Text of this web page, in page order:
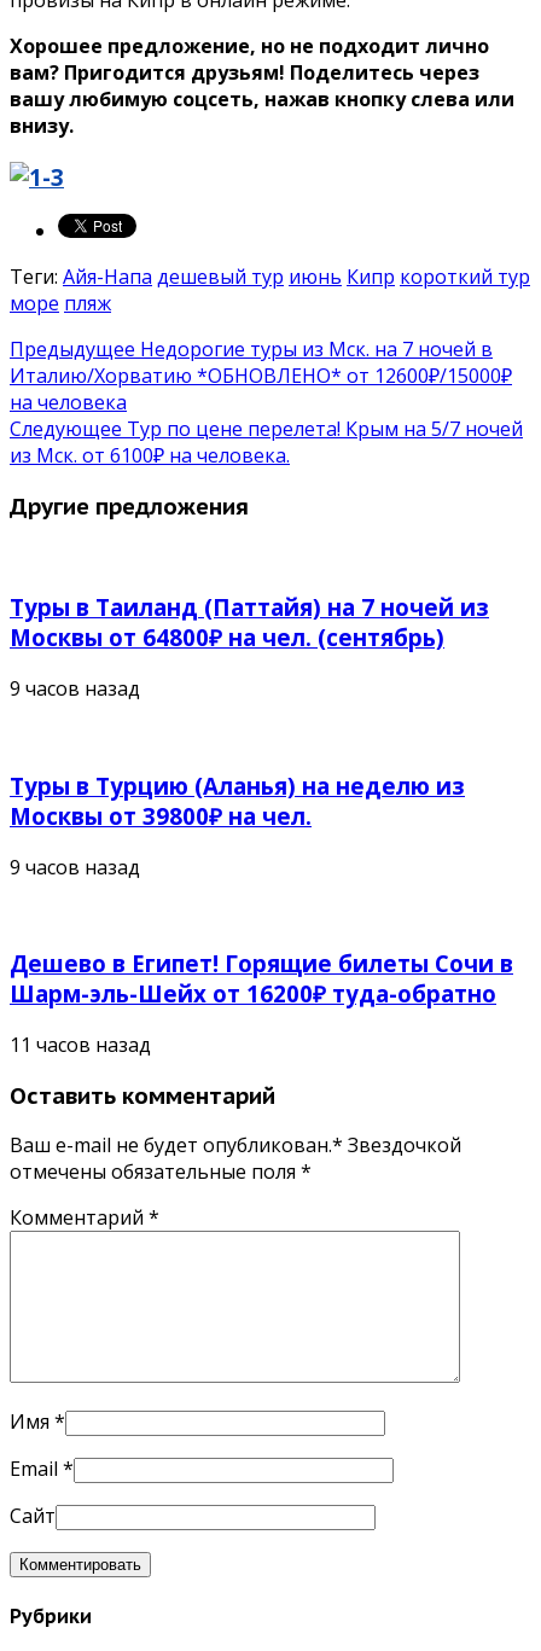
Хорошее предложение, но не подходит лично
вам? Пригодится друзьям! Поделитесь через
вашу любимую соцсеть, нажав кнопку слева или
внизу.
Теги: Айя-Напа дешевый тур июнь Кипр короткий тур
море пляж
Предыдущее Недорогие туры из Мск. на 7 ночей в
Италию/Хорватию *ОБНОВЛЕНО* от 12600₽/15000₽
на человека
Следующее Тур по цене перелета! Крым на 5/7 ночей
из Мск. от 6100₽ на человека.
Другие предложения
Туры в Таиланд (Паттайя) на 7 ночей из
Москвы от 64800₽ на чел. (сентябрь)
9 часов назад
Туры в Турцию (Аланья) на неделю из
Москвы от 39800₽ на чел.
9 часов назад
Дешево в Египет! Горящие билеты Сочи в
Шарм-эль-Шейх от 16200₽ туда-обратно
11 часов назад
Оставить комментарий
Ваш e-mail не будет опубликован.* Звездочкой
отмечены обязательные поля *
Комментарий *
Имя *
Email *
Сайт
Рубрики